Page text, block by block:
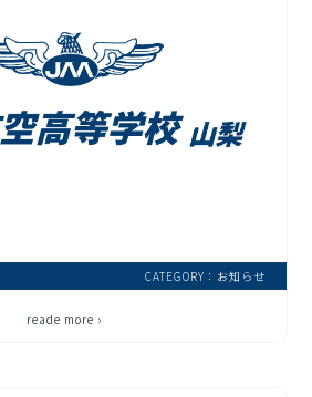
CATEGORY：お知らせ
reade more ›